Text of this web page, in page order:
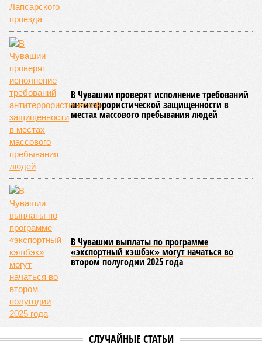
В Чувашии проверят исполнение требований
антитеррористической защищенности в
местах массового пребывания людей
В Чувашии выплаты по программе
«экспортный кэшбэк» могут начаться во
втором полугодии 2025 года
СЛУЧАЙНЫЕ СТАТЬИ